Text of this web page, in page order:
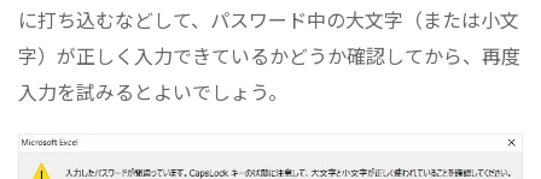
に打ち込むなどして、パスワード中の大文字（または小文
字）が正しく入力できているかどうか確認してから、再度
入力を試みるとよいでしょう。